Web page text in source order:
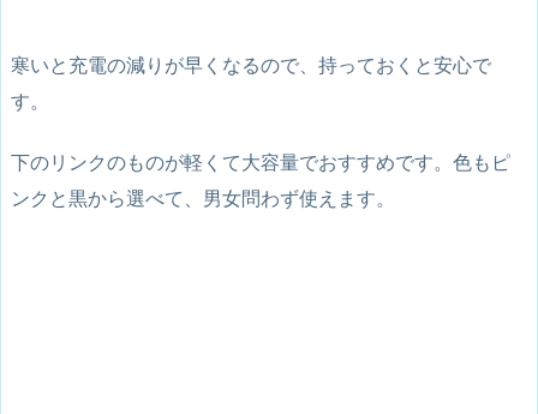
寒いと充電の減りが早くなるので、持っておくと安心で
す。
下のリンクのものが軽くて大容量でおすすめです。色もピ
ンクと黒から選べて、男女問わず使えます。